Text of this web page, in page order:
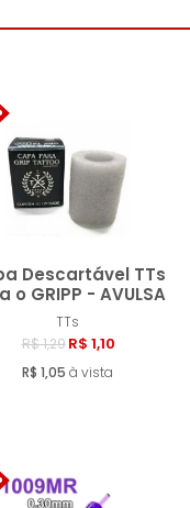
Descartável TTs
o GRIPP - AVULSA
TTs
R$ 1,29 R$ 1,10
R$ 1,05 à vista